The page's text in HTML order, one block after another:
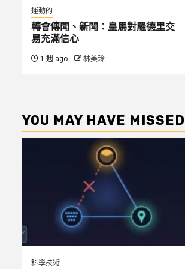
運動的
轉會傳聞、新聞：皇馬對羅德里交
易充滿信心
1 週 ago 林美玲
YOU MAY HAVE MISSED
科學技術